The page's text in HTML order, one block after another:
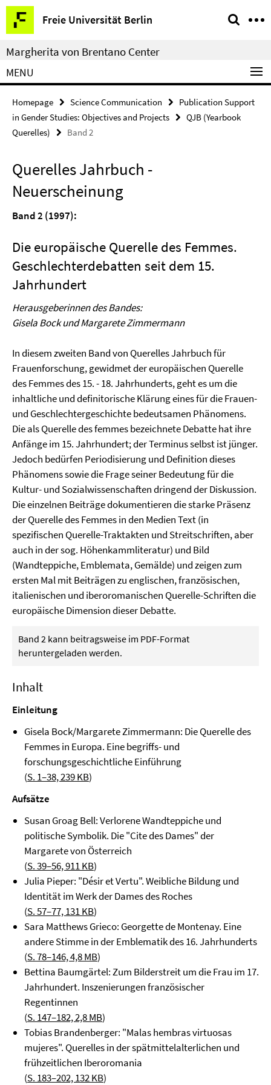
Springe
direkt
zu
Inhalt
Freie Universität Berlin
Service
Navigation
Margherita von Brentano Center
MENU
Homepage Science Communication
Publication Support
in Gender Studies: Objectives and Projects
QJB (Yearbook
Querelles)
Band 2
Querelles Jahrbuch -
Neuerscheinung
Band 2 (1997):
Die europäische Querelle des Femmes.
Geschlechterdebatten seit dem 15.
Jahrhundert
Herausgeberinnen des Bandes:
Gisela Bock und Margarete Zimmermann
In diesem zweiten Band von Querelles Jahrbuch für
Frauenforschung, gewidmet der europäischen Querelle
des Femmes des 15. - 18. Jahrhunderts, geht es um die
inhaltliche und definitorische Klärung eines für die Frauen-
und Geschlechtergeschichte bedeutsamen Phänomens.
Die als Querelle des femmes bezeichnete Debatte hat ihre
Anfänge im 15. Jahrhundert; der Terminus selbst ist jünger.
Jedoch bedürfen Periodisierung und Definition dieses
Phänomens sowie die Frage seiner Bedeutung für die
Kultur- und Sozialwissenschaften dringend der Diskussion.
Die einzelnen Beiträge dokumentieren die starke Präsenz
der Querelle des Femmes in den Medien Text (in
spezifischen Querelle-Traktakten und Streitschriften, aber
auch in der sog. Höhenkammliteratur) und Bild
(Wandteppiche, Emblemata, Gemälde) und zeigen zum
ersten Mal mit Beiträgen zu englischen, französischen,
italienischen und iberoromanischen Querelle-Schriften die
europäische Dimension dieser Debatte.
Band 2 kann beitragsweise im PDF-Format
heruntergeladen werden.
Inhalt
Einleitung
Gisela Bock/Margarete Zimmermann: Die Querelle des
Femmes in Europa. Eine begriffs- und
forschungsgeschichtliche Einführung
(S. 1–38, 239 KB)
Aufsätze
Susan Groag Bell: Verlorene Wandteppiche und
politische Symbolik. Die "Cite des Dames" der
Margarete von Österreich
(S. 39–56, 911 KB)
Julia Pieper: "Désir et Vertu". Weibliche Bildung und
Identität im Werk der Dames des Roches
(S. 57–77, 131 KB)
Sara Matthews Grieco: Georgette de Montenay. Eine
andere Stimme in der Emblematik des 16. Jahrhunderts
(S. 78–146, 4,8 MB)
Bettina Baumgärtel: Zum Bilderstreit um die Frau im 17.
Jahrhundert. Inszenierungen französischer
Regentinnen
(S. 147–182, 2,8 MB)
Tobias Brandenberger: "Malas hembras virtuosas
mujeres". Querelles in der spätmittelalterlichen und
frühzeitlichen Iberoromania
(S. 183–202, 132 KB)